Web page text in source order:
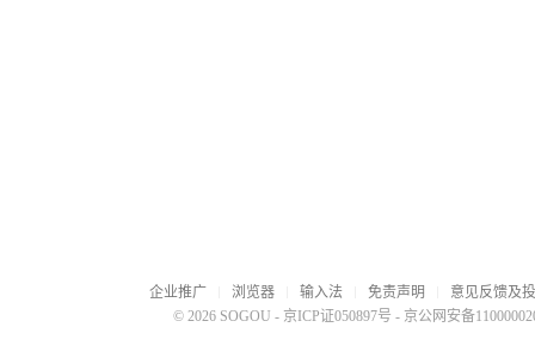
企业推广 浏览器 输入法 免责声明
意见反馈及
© 2026 SOGOU - 京ICP证050897号 - 京公网安备